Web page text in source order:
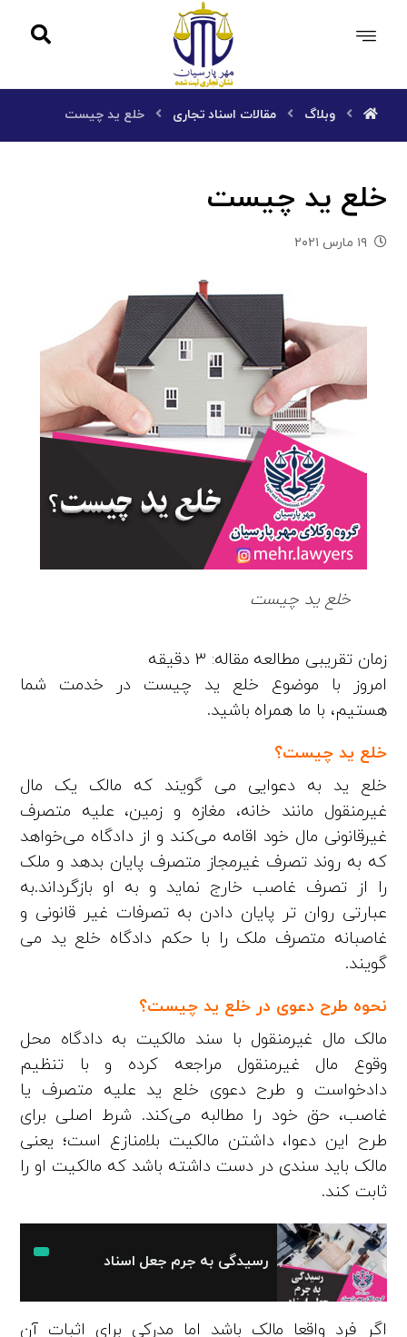
وبلاگ مقالات اسناد تجاری خلع ید چیست
خلع ید چیست
۱۹ مارس ۲۰۲۱
خلع ید چیست
امروز با موضوع خلع ید چیست در خدمت شما
هستیم، با ما همراه باشید.
خلع ید چیست؟
خلع ید به دعوایی می گویند که مالک یک مال
غیرمنقول مانند خانه، مغازه و زمین، علیه متصرف
غیرقانونی مال خود اقامه می‌کند و از دادگاه می‌خواهد
که به روند تصرف غیرمجاز متصرف پایان بدهد و ملک
را از تصرف غاصب خارج نماید و به او بازگرداند.به
عبارتی روان تر پایان دادن به تصرفات غیر قانونی و
غاصبانه متصرف ملک را با حکم دادگاه خلع ید می
گویند.
نحوه طرح دعوی در خلع ید چیست؟
مالک مال غیرمنقول با سند مالکیت به دادگاه محل
وقوع مال غیرمنقول مراجعه کرده و با تنظیم
دادخواست و طرح دعوی خلع ید علیه متصرف یا
غاصب، حق خود را مطالبه می‌کند. شرط اصلی برای
طرح این دعوا، داشتن مالکیت بلامنازع است؛ یعنی
مالک باید سندی در دست داشته باشد که مالکیت او را
ثابت کند.
رسیدگی به جرم جعل اسناد
اگر فرد واقعا مالک باشد اما مدرکی برای اثبات آن